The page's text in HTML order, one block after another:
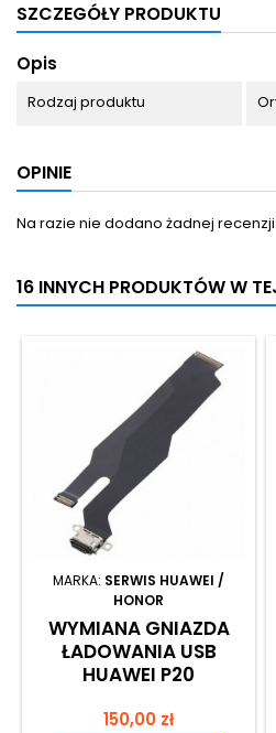
SZCZEGÓŁY PRODUKTU
Opis
Rodzaj produktu
OPINIE
Na razie nie dodano żadnej recenzji.
16 INNYCH PRODUKTÓW W
MARKA: SERWIS HUAWEI /
HONOR
WYMIANA GNIAZDA
ŁADOWANIA USB
HUAWEI P20
Cena
150,00 zł